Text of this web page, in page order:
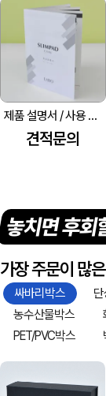
제품 설명서 / 사용 설명서 제작 / 취급설명서 / 매뉴얼 인쇄
견적문의
놓치면 후회
가장 주문이 많
싸바리박스
농수산물박스
PET/PVC박스